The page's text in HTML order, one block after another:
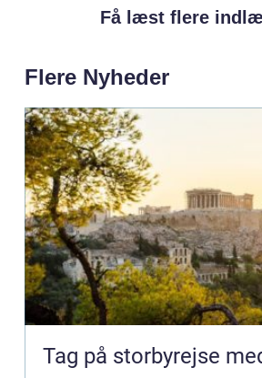
Få læst flere
Flere Nyheder
Tag på storbyrejse